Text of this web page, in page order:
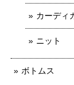
カーディ
ニット
ボトムス